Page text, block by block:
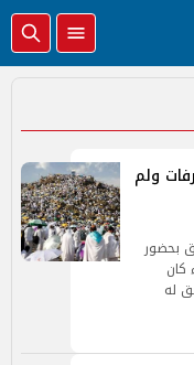
ولم
بحضور
كان
له